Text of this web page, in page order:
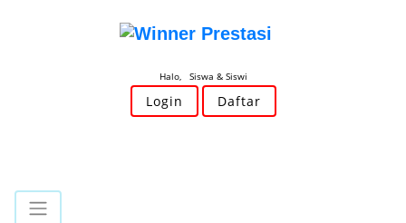
Halo, Siswa & Siswi
Login Daftar